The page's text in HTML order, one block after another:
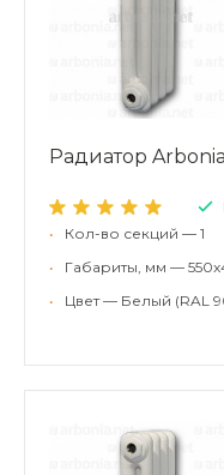
Радиатор Arbonia
•
Кол-во секций — 1
•
Габариты, мм —
•
Цвет — Белый (RAL